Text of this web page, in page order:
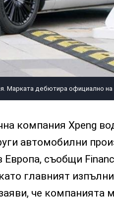
Марката дебютира официално на
компания Xpeng
автомобилни
Европа, съобщи
главният
че компанията